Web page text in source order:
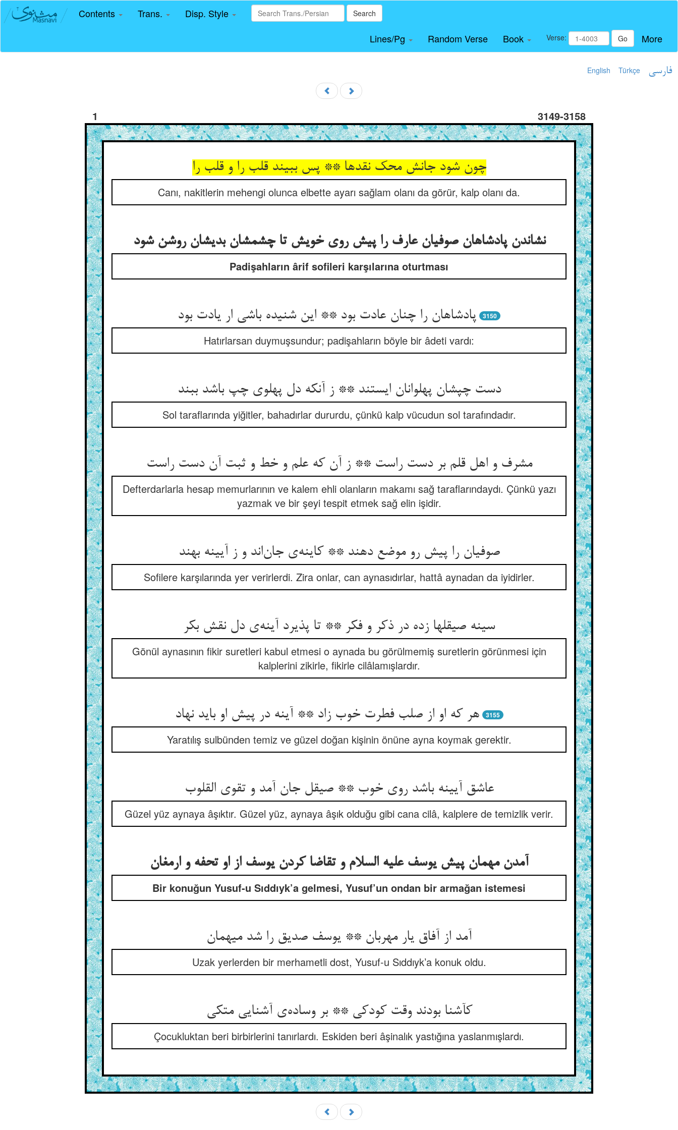
Contents Trans. Disp. Style Search
Lines/Pg Random Verse Book Verse: Go More
English Türkçe فارسی
1 3149-3158
چون شود جانش محک نقدها ** پس ببیند قلب را و قلب را
Canı, nakitlerin mehengi olunca elbette ayarı sağlam olanı da görür, kalp olanı da.
نشاندن پادشاهان صوفیان عارف را پیش روی خویش تا چشمشان بدیشان روشن شود
Padişahların ârif sofileri karşılarına oturtması
پادشاهان را چنان عادت بود ** این شنیده باشی ار یادت بود 3150
Hatırlarsan duymuşsundur; padişahların böyle bir âdeti vardı:
دست چپشان پهلوانان ایستند ** ز آنکه دل پهلوی چپ باشد ببند
Sol taraflarında yiğitler, bahadırlar dururdu, çünkü kalp vücudun sol tarafındadır.
مشرف و اهل قلم بر دست راست ** ز آن که علم و خط و ثبت آن دست راست‌‌
Defterdarlarla hesap memurlarının ve kalem ehli olanların makamı sağ taraflarındaydı. Çünkü yazı
yazmak ve bir şeyi tespit etmek sağ elin işidir.
صوفیان را پیش رو موضع دهند ** کاینه‌‌ی جان‌‌اند و ز آیینه بهند
Sofilere karşılarında yer verirlerdi. Zira onlar, can aynasıdırlar, hattâ aynadan da iyidirler.
سینه صیقلها زده در ذکر و فکر ** تا پذیرد آینه‌‌ی دل نقش بکر
Gönül aynasının fikir suretleri kabul etmesi o aynada bu görülmemiş suretlerin görünmesi için
kalplerini zikirle, fikirle cilâlamışlardır.
هر که او از صلب فطرت خوب زاد ** آینه در پیش او باید نهاد 3155
Yaratılış sulbünden temiz ve güzel doğan kişinin önüne ayna koymak gerektir.
عاشق آیینه باشد روی خوب ** صیقل جان آمد و تقوی القلوب‌‌
Güzel yüz aynaya âşıktır. Güzel yüz, aynaya âşık olduğu gibi cana cilâ, kalplere de temizlik verir.
Bir konuğun Yusuf-u Sıddıyk’a gelmesi, Yusuf’un ondan bir armağan istemesi
Uzak yerlerden bir merhametli dost, Yusuf-u Sıddıyk’a konuk oldu.
کآشنا بودند وقت کودکی ** بر وساده‌‌ی آشنایی متکی‌‌
Çocukluktan beri birbirlerini tanırlardı. Eskiden beri âşinalık yastığına yaslanmışlardı.